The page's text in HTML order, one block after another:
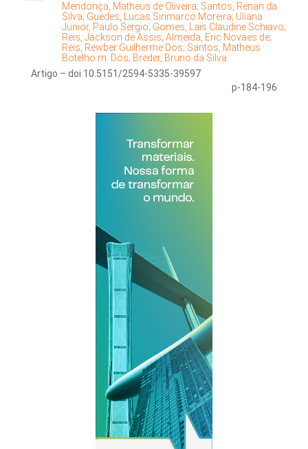
Mendonça, Matheus de Oliveira; Santos, Renan da
Silva; Guedes, Lucas Sirimarco Moreira; Uliana
Junior, Paulo Sergio; Gomes, Lais Claudine Schiavo;
Reis, Jackson de Assis; Almeida, Eric Novaes de;
Reis, Rewber Guilherme Dos; Santos, Matheus
Botelho m. Dos; Breder, Bruno da Silva
Artigo – doi 10.5151/2594-5335-39597
p-184-196